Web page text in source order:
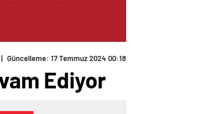
| Güncelleme: 17 Temmuz 2024 00:18
Ediyor